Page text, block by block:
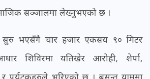
सञ्जालमा लेख्नुभएको छ ।
भएसँगै चार हजार एकसय ९० मिटर
शिविरमा यतिखेर आरोही, शेर्पा,
पर्यटकहरुले भरिएको छ । बसन्त याममा